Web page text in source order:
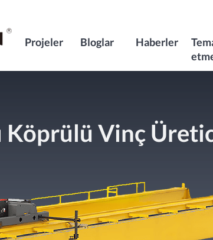
Projeler Bloglar Haberler
Köprülü Vinç